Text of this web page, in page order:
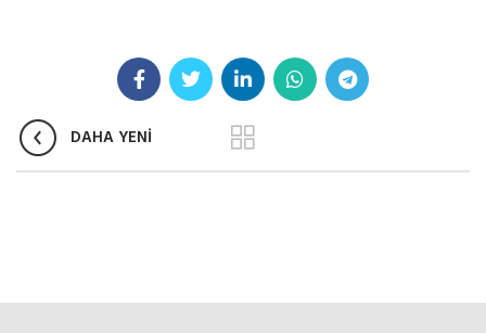
DAHA YENİ